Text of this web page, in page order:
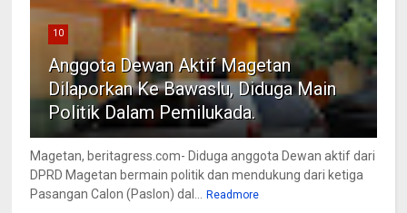
10
Anggota Dewan Aktif Magetan
Dilaporkan Ke Bawaslu, Diduga Main
Politik Dalam Pemilukada.
Magetan, beritagress.com- Diduga anggota Dewan aktif dari
DPRD Magetan bermain politik dan mendukung dari ketiga
Pasangan Calon (Paslon) dal...
Readmore